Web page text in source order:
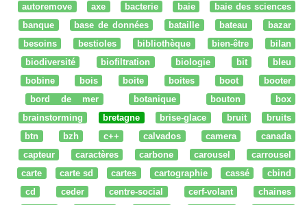
autoremove
axe bacterie baie
baie des sciences
banque
base de données bataille bateau
bazar
besoins
bestioles bibliothèque bien-être
bilan
biodiversité
biofiltration biologie bit
bleu
bobine
bois boite boites boot
booter
bord de mer
botanique bouton
box
brainstorming
bretagne brise-glace bruit
bruits
btn
bzh c++ calvados camera
canada
capteur
caractères carbone carousel
carrousel
carte
carte sd cartes cartographie cassé
cbind
cd
ceder centre-social cerf-volant
chaines